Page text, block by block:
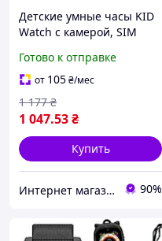
Детские умные часы KID
Watch с камерой, SIM
влагозащитой IP67 Корея
Готово к отправке
от 105₴/мес
1 047.53₴
1 177 ₴
Купить
Интернет магазин бытовой техники "Скидка24" 90%